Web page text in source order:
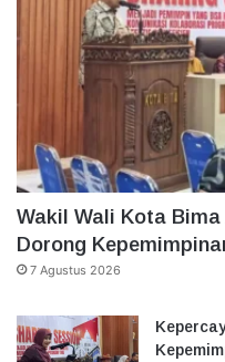
Wakil Wali Kota
Dorong
7 Agustus 2026